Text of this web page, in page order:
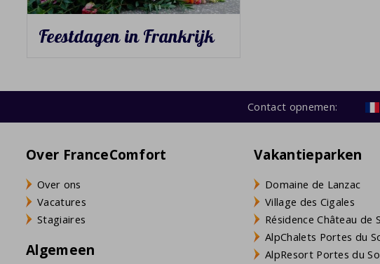
Feestdagen in Frankrijk
Contact opnemen:
Over FranceComfort
Over ons
Vacatures
Stagiaires
Algemeen
Vakantieparken
Domaine de Lanzac
Village des Cigales
Résidence Château de
AlpChalets Portes du
AlpResort Portes du